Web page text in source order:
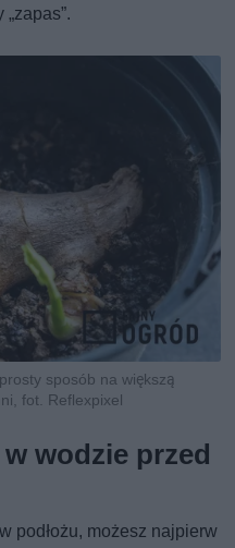
sposób na większą
fot. Reflexpixel
wodzie przed
podłożu, możesz najpierw